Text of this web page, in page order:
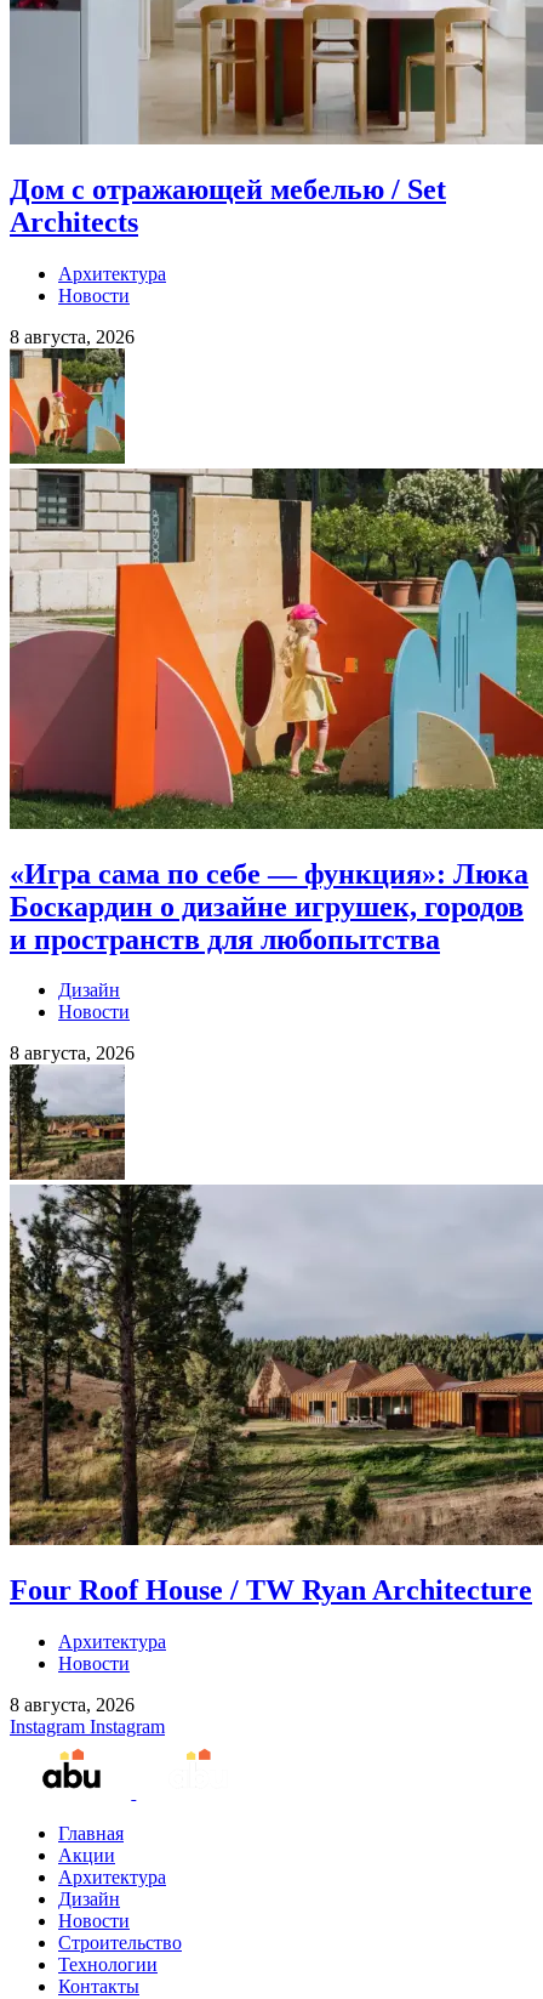
Дом с отражающей мебелью / Set
Architects
Архитектура
Новости
8 августа, 2026
«Игра сама по себе — функция»: Люка
Боскардин о дизайне игрушек, городов
и пространств для любопытства
Дизайн
Новости
8 августа, 2026
Four Roof House / TW Ryan Architecture
Архитектура
Новости
8 августа, 2026
Instagram Instagram
Главная
Акции
Архитектура
Дизайн
Новости
Строительство
Технологии
Контакты